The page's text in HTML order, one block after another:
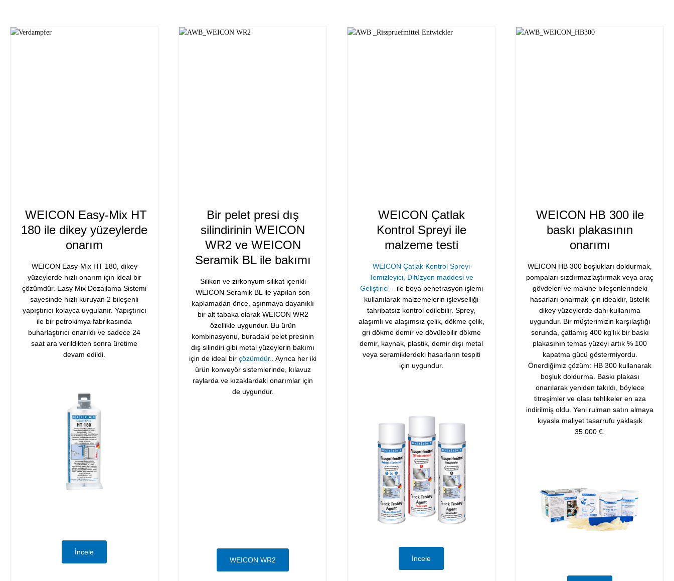
WEICON Easy-Mix HT
180 ile dikey yüzeylerde
onarım
WEICON Easy-Mix HT 180, dikey
yüzeylerde hızlı onarım için ideal bir
çözümdür. Easy Mix Dozajlama Sistemi
sayesinde hızlı kuruyan 2 bileşenli
yapıştırıcı kolayca uygulanır. Yapıştırıcı
ile bir petrokimya fabrikasında
buharlaştırıcı onarıldı ve sadece 24
saat ara verildikten sonra üretime
devam edildi.
İncele
Bir pelet presi dış
silindirinin WEICON
WR2 ve WEICON
Seramik BL ile bakımı
Silikon ve zirkonyum silikat içerikli
WEICON Seramik BL ile yapılan son
kaplamadan önce, aşınmaya dayanıklı
bir alt tabaka olarak WEICON WR2
özellikle uygundur. Bu ürün
kombinasyonu, buradaki pelet presinin
dış silindiri gibi metal yüzeylerin bakımı
için de ideal bir çözümdür.
. Ayrıca her iki
ürün konveyör sistemlerinde, kılavuz
raylarda ve kızaklardaki onarımlar için
de uygundur.
WEICON WR2
WEICON Çatlak
Kontrol Spreyi ile
malzeme testi
WEICON Çatlak Kontrol Spreyi-
Temizleyici, Difüzyon maddesi ve
Geliştirici– ile boya penetrasyon işlemi
kullanılarak malzemelerin işlevselliği
tahribatsız kontrol edilebilir. Sprey,
alaşımlı ve alaşımsız çelik, dökme çelik,
gri dökme demir ve dövülebilir dökme
demir, kaynak, plastik, demir dışı metal
veya seramiklerdeki hasarların tespiti
için uygundur.
İncele
WEICON HB 300 ile
baskı plakasının
onarımı
WEICON HB 300 boşlukları doldurmak,
pompaları sızdırmazlaştırmak veya araç
gövdeleri ve makine bileşenlerindeki
hasarları onarmak için idealdir, üstelik
dikey yüzeylerde dahi kullanıma
uygundur. Bir müşterimizin karşılaştığı
sorunda, çatlamış 400 kg'lık bir baskı
plakasının temas yüzeyi artık % 100
kapatma gücü göstermiyordu.
Önerdiğimiz çözüm: HB 300 kullanarak
boşluk doldurma. Baskı plakası
onarılarak yeniden takıldı, böylece
titreşimler ve olası tehlikeler en aza
indirilmiş oldu. Yeni rulman satın almaya
kıyasla maliyet tasarrufu yaklaşık
35.000 €.